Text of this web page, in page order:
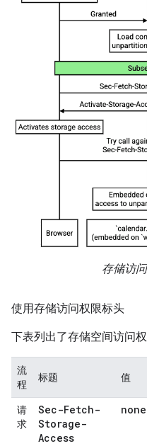
存储访
使用存储访问权限标头
下表列出了存储空间访问权
流
程
标题 值
请
求
Sec-Fetch-
Storage-
Access
none